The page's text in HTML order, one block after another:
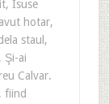
Isuse
hotar,
staul,
Şi-ai
Calvar.
fiind